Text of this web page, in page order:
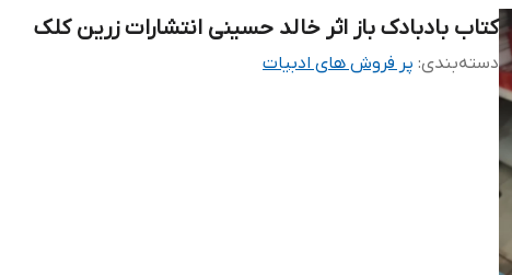
کتاب بادبادک باز اثر خالد حسینی انتشارات زرین کلک
دسته‌بندی: پر فروش های ادبیات